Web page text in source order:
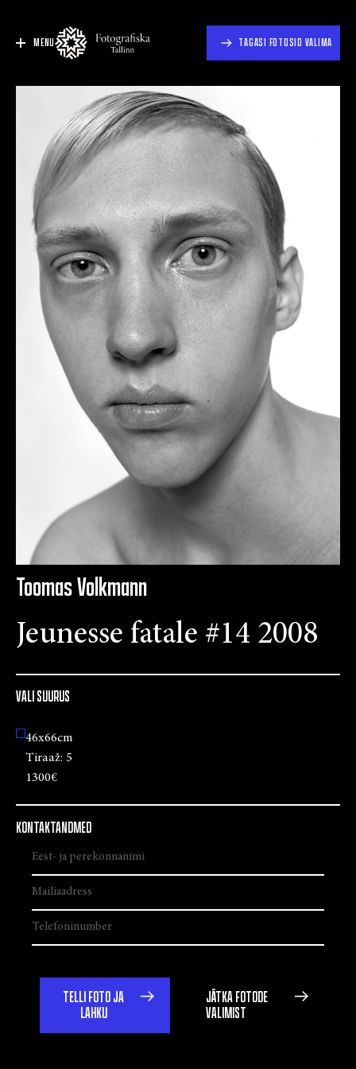
MENU TAGASI FOTOSID VALIMA
Toomas Volkmann
Jeunesse fatale #14 2008
VALI SUURUS
46x66cm
Tiraaž: 5
1300€
KONTAKTANDMED
TELLI FOTO JA
LAHKU
JÄTKA FOTODE
VALIMIST